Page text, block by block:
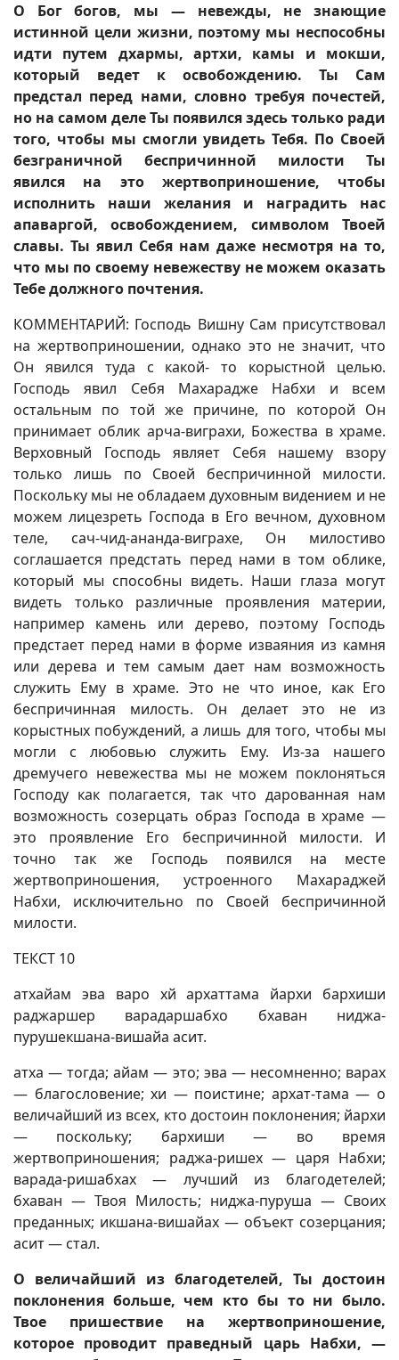
О Бог богов, мы — невежды, не знающие
истинной цели жизни, поэтому мы неспособны
идти путем дхармы, артхи, камы и мокши,
который ведет к освобождению. Ты Сам
предстал перед нами, словно требуя почестей,
но на самом деле Ты появился здесь только ради
того, чтобы мы смогли увидеть Тебя. По Своей
безграничной беспричинной милости Ты
явился на это жертвоприношение, чтобы
исполнить наши желания и наградить нас
апаваргой, освобождением, символом Твоей
славы. Ты явил Себя нам даже несмотря на то,
что мы по своему невежеству не можем оказать
Тебе должного почтения.
КОММЕНТАРИЙ: Господь Вишну Сам присутствовал
на жертвоприношении, однако это не значит, что
Он явился туда с какой- то корыстной целью.
Господь явил Себя Махарадже Набхи и всем
остальным по той же причине, по которой Он
принимает облик арча-виграхи, Божества в храме.
Верховный Господь являет Себя нашему взору
только лишь по Своей беспричинной милости.
Поскольку мы не обладаем духовным видением и не
можем лицезреть Господа в Его вечном, духовном
теле, сач-чид-ананда-виграхе, Он милостиво
соглашается предстать перед нами в том облике,
который мы способны видеть. Наши глаза могут
видеть только различные проявления материи,
например камень или дерево, поэтому Господь
предстает перед нами в форме изваяния из камня
или дерева и тем самым дает нам возможность
служить Ему в храме. Это не что иное, как Его
беспричинная милость. Он делает это не из
корыстных побуждений, а лишь для того, чтобы мы
могли с любовью служить Ему. Из-за нашего
дремучего невежества мы не можем поклоняться
Господу как полагается, так что дарованная нам
возможность созерцать образ Господа в храме —
это проявление Его беспричинной милости. И
точно так же Господь появился на месте
жертвоприношения, устроенного Махараджей
Набхи, исключительно по Своей беспричинной
милости.
ТЕКСТ 10
атхайам эва варо хй архаттама йархи бархиши
раджаршер варадаршабхо бхаван ниджа-
пурушекшана-вишайа асит.
атха — тогда; айам — это; эва — несомненно; варах
— благословение; хи — поистине; архат-тама — о
величайший из всех, кто достоин поклонения; йархи
— поскольку; бархиши — во время
жертвоприношения; раджа-ришех — царя Набхи;
варада-ришабхах — лучший из благодетелей;
бхаван — Твоя Милость; ниджа-пуруша — Своих
преданных; икшана-вишайах — объект созерцания;
асит — стал.
О величайший из благодетелей, Ты достоин
поклонения больше, чем кто бы то ни было.
Твое пришествие на жертвоприношение,
которое проводит праведный царь Набхи, —